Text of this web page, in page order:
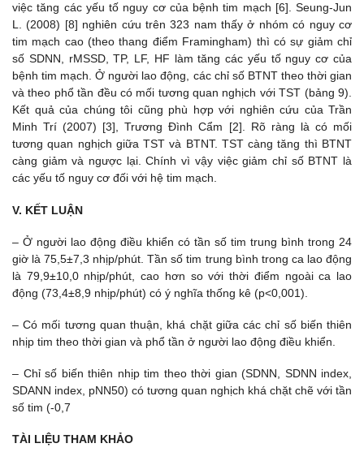
việc tăng các yếu tố nguy cơ của bệnh tim mạch [6]. Seung-Jun
L. (2008) [8] nghiên cứu trên 323 nam thấy ở nhóm có nguy cơ
tim mạch cao (theo thang điểm Framingham) thì có sự giảm chỉ
số SDNN, rMSSD, TP, LF, HF làm tăng các yếu tố nguy cơ của
bệnh tim mạch. Ở người lao động, các chỉ số BTNT theo thời gian
và theo phổ tần đều có mối tương quan nghịch với TST (bảng 9).
Kết quả của chúng tôi cũng phù hợp với nghiên cứu của Trần
Minh Trí (2007) [3], Trương Đình Cẩm [2]. Rõ ràng là có mối
tương quan nghịch giữa TST và BTNT. TST càng tăng thì BTNT
càng giảm và ngược lại. Chính vì vậy việc giảm chỉ số BTNT là
các yếu tố nguy cơ đối với hệ tim mạch.
V. KẾT LUẬN
– Ở người lao động điều khiển có tần số tim trung bình trong 24
giờ là 75,5±7,3 nhịp/phút. Tần số tim trung bình trong ca lao động
là 79,9±10,0 nhịp/phút, cao hơn so với thời điểm ngoài ca lao
động (73,4±8,9 nhịp/phút) có ý nghĩa thống kê (p<0,001).
– Có mối tương quan thuận, khá chặt giữa các chỉ số biến thiên
nhịp tim theo thời gian và phổ tần ở người lao động điều khiển.
– Chỉ số biến thiên nhịp tim theo thời gian (SDNN, SDNN index,
SDANN index, pNN50) có tương quan nghịch khá chặt chẽ với tần
số tim (-0,7
TÀI LIỆU THAM KHẢO